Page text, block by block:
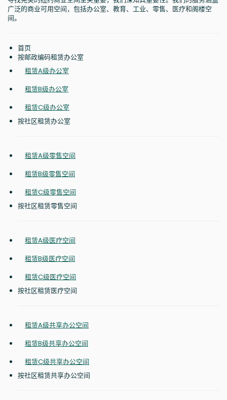
广泛的商业可用空间，包括办公室、教育、工业、零售、医疗和阁楼空
间。
首页
按邮政编码租赁办公室
租赁A级办公室
租赁B级办公室
租赁C级办公室
按社区租赁办公室
租赁A级零售空间
租赁B级零售空间
租赁C级零售空间
按社区租赁零售空间
租赁A级医疗空间
租赁B级医疗空间
租赁C级医疗空间
按社区租赁医疗空间
租赁A级共享办公空间
租赁B级共享办公空间
租赁C级共享办公空间
按社区租赁共享办公空间